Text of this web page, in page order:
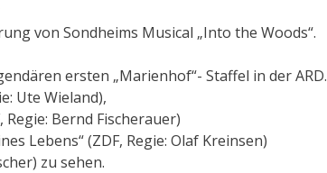
von Sondheims Musical „Into the Woods“.
ersten „Marienhof“- Staffel in der ARD.
Ute Wieland),
Bernd Fischerauer)
Lebens“ (ZDF, Regie: Olaf Kreinsen)
zu sehen.